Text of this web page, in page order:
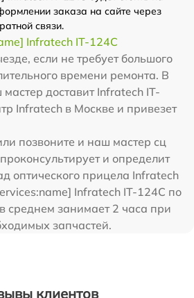
заказа на сайте через
связи.
Infratech IT-124C
если не требует большого
времени ремонта. В
доставит Infratech IT-
Infratech в Москве и привезет
позвоните и наш мастер сц
и определит
оптического прицела Infratech
Infratech IT-124C по
среднем занимает 2 часа при
запчастей.
клиентов